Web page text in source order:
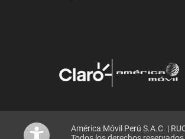
América Móvil Perú S.A.C. |